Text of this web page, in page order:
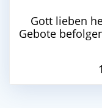
Gott lieben
Gebote